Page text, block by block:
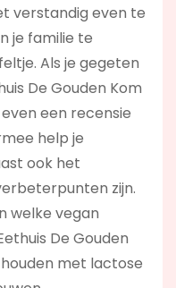
verstandig even te
je familie te
Als je gegeten
De Gouden Kom
een recensie
help je
ook het
zijn.
welke vegan
De Gouden
met lactose